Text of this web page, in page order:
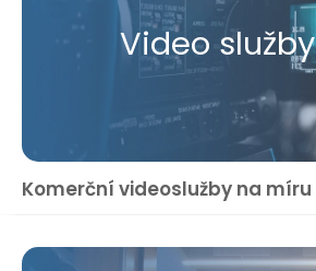
Video služby
Komerční videoslužby na míru